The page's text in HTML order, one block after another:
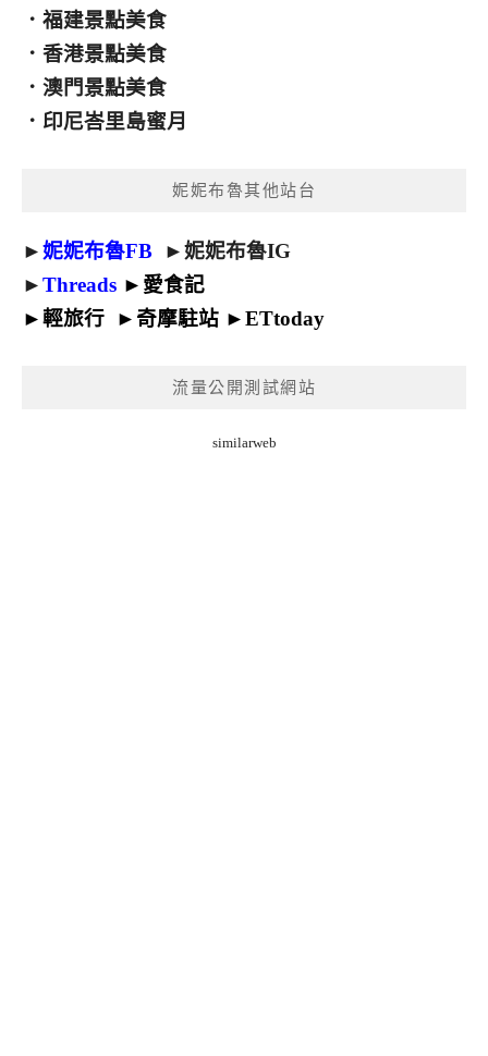
． 福建景點美食
． 香港景點美食
． 澳門景點美食
． 印尼峇里島蜜月
妮妮布魯其他站台
►妮妮布魯FB ►妮妮布魯IG
►Threads ► 愛食記
►輕旅行 ► 奇摩駐站 ►ETtoday
流量公開測試網站
similarweb